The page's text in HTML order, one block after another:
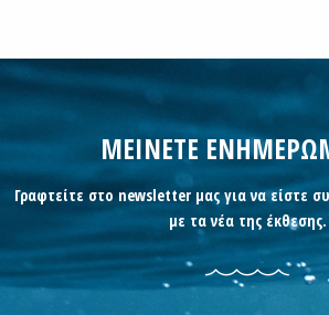
ΜΕΙΝΕΤΕ
Γραφτείτε στο newsletter μας για να είστε
με τα νέα της έκθεσης.